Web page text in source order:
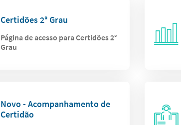
Certidões 2° Grau
Página de acesso para Certidões 2°
Grau
Novo - Acompanhamento de
Certidão